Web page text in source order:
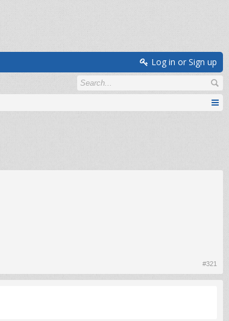
Log in or Sign up
#321